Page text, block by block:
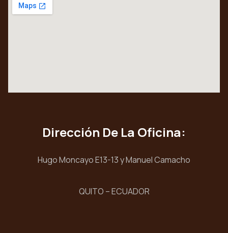
Dirección De La Oficina:
Hugo Moncayo E13-13 y Manuel Camacho
QUITO – ECUADOR